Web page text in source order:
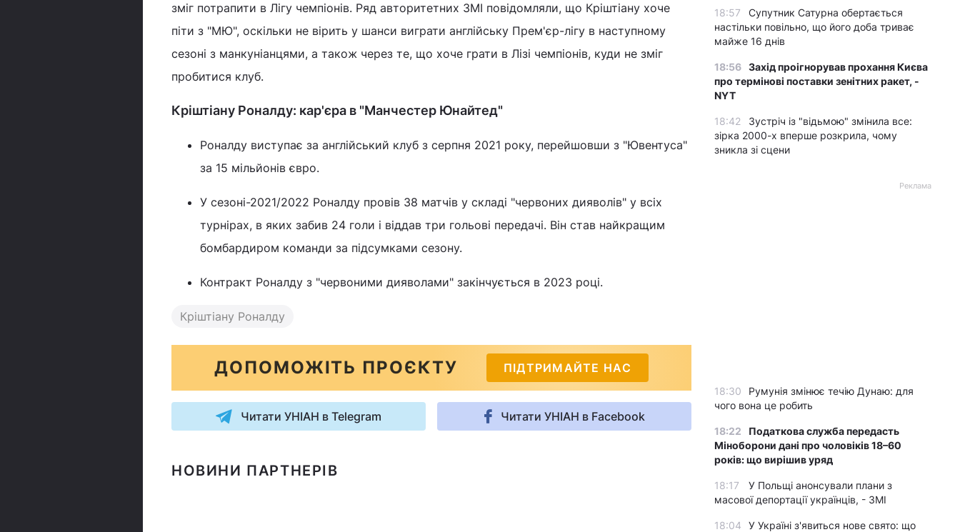
зміг потрапити в Лігу чемпіонів. Ряд авторитетних ЗМІ повідомляли, що Кріштіану хоче
піти з "МЮ", оскільки не вірить у шанси виграти англійську Прем'єр-лігу в наступному
сезоні з манкуніанцями, а також через те, що хоче грати в Лізі чемпіонів, куди не зміг
пробитися клуб.
Кріштіану Роналду: кар'єра в "Манчестер Юнайтед"
Роналду виступає за англійський клуб з серпня 2021 року, перейшовши з "Ювентуса"
за 15 мільйонів євро.
У сезоні-2021/2022 Роналду провів 38 матчів у складі "червоних дияволів" у всіх
турнірах, в яких забив 24 голи і віддав три гольові передачі. Він став найкращим
бомбардиром команди за підсумками сезону.
Контракт Роналду з "червоними дияволами" закінчується в 2023 році.
Кріштіану Роналду
ДОПОМОЖІТЬ ПРОЄКТУ ПІДТРИМАЙТЕ НАС
Читати УНІАН в Telegram Читати УНІАН в Facebook
НОВИНИ ПАРТНЕРІВ
18:57
Супутник Сатурна обертається
настільки повільно, що його доба триває
майже 16 днів
18:56 Захід проігнорував прохання Києва
про термінові поставки зенітних ракет, -
NYT
18:42
Зустріч із "відьмою" змінила все:
зірка 2000-х вперше розкрила, чому
зникла зі сцени
Реклама
18:30
Румунія змінює течію Дунаю: для
чого вона це робить
18:22
Податкова служба передасть
Міноборони дані про чоловіків 18–60
років: що вирішив уряд
18:17
У Польщі анонсували плани з
масової депортації українців, - ЗМІ
18:04
У Україні з'явиться нове свято: що